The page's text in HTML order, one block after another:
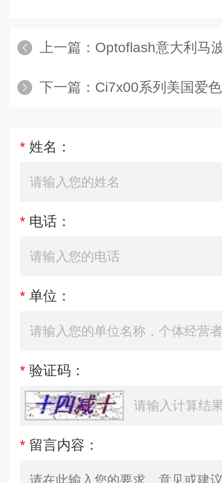
上一篇： Optoflash意大利马波
下一篇： Ci7x00系列美国爱色丽 台
* 姓名：
* 电话：
* 单位：
* 验证码：
* 留言内容：